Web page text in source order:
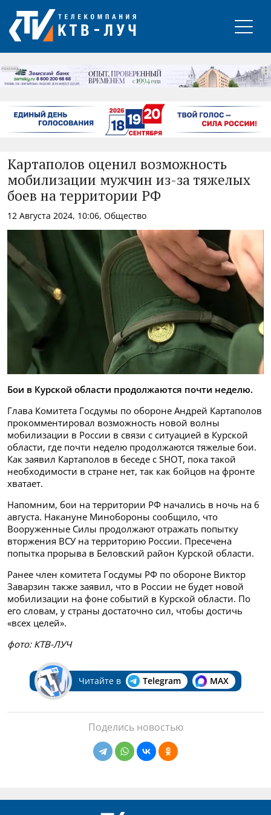
РЕКЛАМА
Картаполов оценил возможность
мобилизации мужчин из-за тяжелых
боев на территории РФ
12 Августа 2024, 10:06, Общество
Бои в Курской области продолжаются почти неделю.
Глава Комитета Госдумы по обороне Андрей Картаполов
прокомментировал возможность новой волны
мобилизации в России в связи с ситуацией в Курской
области, где почти неделю продолжаются тяжелые бои.
Как заявил Картаполов в беседе с SHOT, пока такой
необходимости в стране нет, так как бойцов на фронте
хватает.
Напомним, бои на территории РФ начались в ночь на 6
августа. Накануне Минобороны сообщило, что
Вооруженные Силы продолжают отражать попытку
вторжения ВСУ на территорию России. Пресечена
попытка прорыва в Беловский район Курской области.
Ранее член комитета Госдумы РФ по обороне Виктор
Заварзин также заявил, что в России не будет новой
мобилизации на фоне событий в Курской области. По
его словам, у страны достаточно сил, чтобы достичь
«всех целей».
фото: КТВ-ЛУЧ
Читайте в Telegram MAX
Поделись новостью